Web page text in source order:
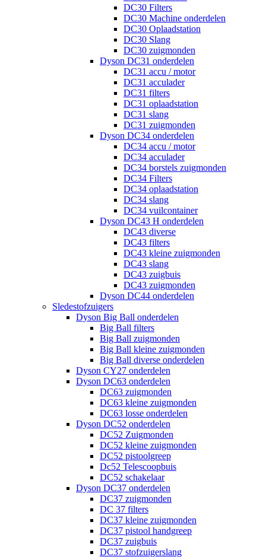
DC30 Filters
DC30 Machine onderdelen
DC30 Oplaadstation
DC30 Slang
DC30 zuigmonden
Dyson DC31 onderdelen
DC31 accu / motor
DC31 acculader
DC31 filters
DC31 oplaadstation
DC31 slang
DC31 zuigmonden
Dyson DC34 onderdelen
DC34 accu / motor
DC34 acculader
DC34 borstels zuigmonden
DC34 Filters
DC34 oplaadstation
DC34 slang
DC34 vuilcontainer
Dyson DC43 H onderdelen
DC43 diverse
DC43 filters
DC43 kleine zuigmonden
DC43 slang
DC43 zuigbuis
DC43 zuigmonden
Dyson DC44 onderdelen
Sledestofzuigers
Dyson Big Ball onderdelen
Big Ball filters
Big Ball zuigmonden
Big Ball kleine zuigmonden
Big Ball diverse onderdelen
Dyson CY27 onderdelen
Dyson DC63 onderdelen
DC63 zuigmonden
DC63 kleine zuigmonden
DC63 losse onderdelen
Dyson DC52 onderdelen
DC52 Zuigmonden
DC52 kleine zuigmonden
DC52 pistoolgreep
Dc52 Telescoopbuis
DC52 schakelaar
Dyson DC37 onderdelen
DC37 zuigmonden
DC 37 filters
DC37 kleine zuigmonden
DC37 pistool handgreep
DC37 zuigbuis
DC37 stofzuigerslang